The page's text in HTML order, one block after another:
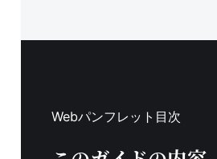
Webパンフレット目次